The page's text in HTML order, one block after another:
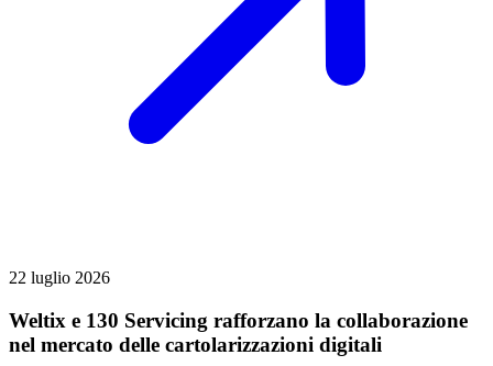
22 luglio 2026
Weltix e 130 Servicing rafforzano la collaborazione
nel mercato delle cartolarizzazioni digitali